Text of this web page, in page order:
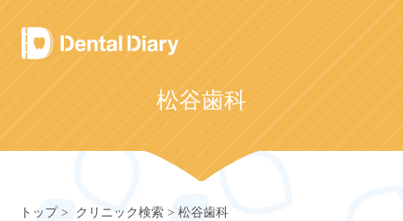
Skip
to
content
松谷歯科
トップ クリニック検索 松谷歯科